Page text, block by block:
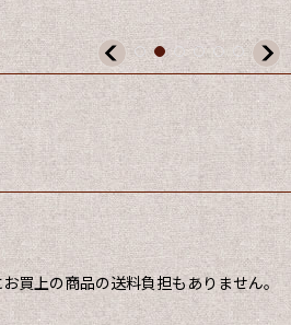
買上の商品の送料負担もありません。